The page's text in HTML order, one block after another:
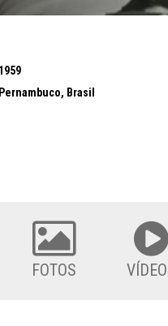
Brasil
FOTOS